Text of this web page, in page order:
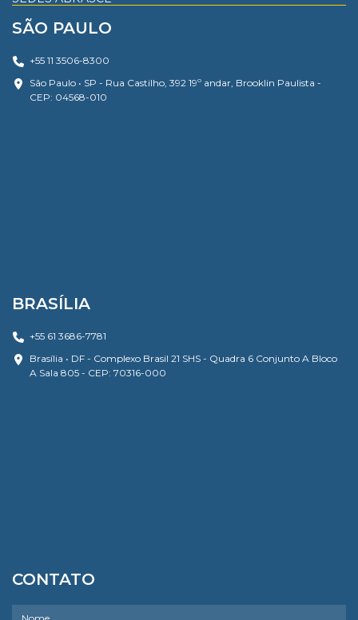
SÃO PAULO
+55 11 3506-8300
São Paulo • SP - Rua Castilho, 392 19º andar, Brooklin Paulista -
CEP: 04568-010
BRASÍLIA
+55 61 3686-7781
Brasília • DF - Complexo Brasil 21 SHS - Quadra 6 Conjunto A Bloco
A Sala 805 - CEP: 70316-000
CONTATO